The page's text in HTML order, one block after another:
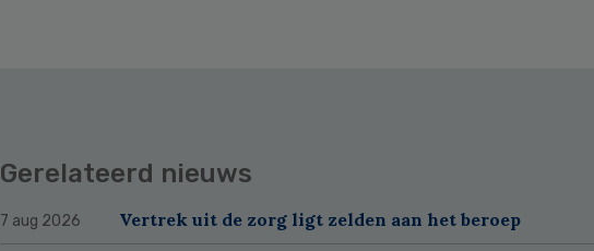
Gerelateerd nieuws
7 aug 2026 Vertrek uit de zorg ligt zelden aan het beroep